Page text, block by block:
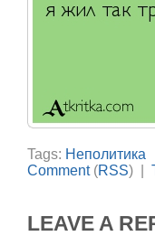
Tags: Неполитика
Comment(RSS) |
LEAVE A